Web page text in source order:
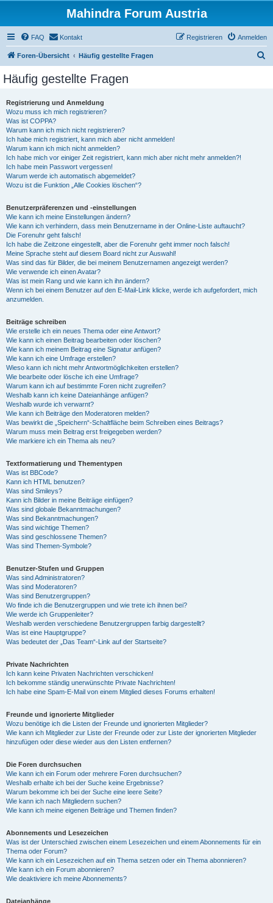
Mahindra Forum Austria
FAQ Kontakt Anmelden
Registrieren
Foren-Übersicht Häufig gestellte Fragen
Häufig gestellte Fragen
Registrierung und Anmeldung
Wozu muss ich mich registrieren?
Was ist COPPA?
Warum kann ich mich nicht registrieren?
Ich habe mich registriert, kann mich aber nicht anmelden!
Warum kann ich mich nicht anmelden?
Ich habe mich vor einiger Zeit registriert, kann mich aber nicht mehr anmelden?!
Ich habe mein Passwort vergessen!
Warum werde ich automatisch abgemeldet?
Wozu ist die Funktion „Alle Cookies löschen“?
Benutzerpräferenzen und -einstellungen
Wie kann ich meine Einstellungen ändern?
Wie kann ich verhindern, dass mein Benutzername in der Online-Liste auftaucht?
Die Forenuhr geht falsch!
Ich habe die Zeitzone eingestellt, aber die Forenuhr geht immer noch falsch!
Meine Sprache steht auf diesem Board nicht zur Auswahl!
Was sind das für Bilder, die bei meinem Benutzernamen angezeigt werden?
Wie verwende ich einen Avatar?
Was ist mein Rang und wie kann ich ihn ändern?
Wenn ich bei einem Benutzer auf den E-Mail-Link klicke, werde ich aufgefordert, mich
anzumelden.
Beiträge schreiben
Wie erstelle ich ein neues Thema oder eine Antwort?
Wie kann ich einen Beitrag bearbeiten oder löschen?
Wie kann ich meinem Beitrag eine Signatur anfügen?
Wie kann ich eine Umfrage erstellen?
Wieso kann ich nicht mehr Antwortmöglichkeiten erstellen?
Wie bearbeite oder lösche ich eine Umfrage?
Warum kann ich auf bestimmte Foren nicht zugreifen?
Weshalb kann ich keine Dateianhänge anfügen?
Weshalb wurde ich verwarnt?
Wie kann ich Beiträge den Moderatoren melden?
Was bewirkt die „Speichern“-Schaltfläche beim Schreiben eines Beitrags?
Warum muss mein Beitrag erst freigegeben werden?
Wie markiere ich ein Thema als neu?
Textformatierung und Thementypen
Was ist BBCode?
Kann ich HTML benutzen?
Was sind Smileys?
Kann ich Bilder in meine Beiträge einfügen?
Was sind globale Bekanntmachungen?
Was sind Bekanntmachungen?
Was sind wichtige Themen?
Was sind geschlossene Themen?
Was sind Themen-Symbole?
Benutzer-Stufen und Gruppen
Was sind Administratoren?
Was sind Moderatoren?
Was sind Benutzergruppen?
Wo finde ich die Benutzergruppen und wie trete ich ihnen bei?
Wie werde ich Gruppenleiter?
Weshalb werden verschiedene Benutzergruppen farbig dargestellt?
Was ist eine Hauptgruppe?
Was bedeutet der „Das Team“-Link auf der Startseite?
Private Nachrichten
Ich kann keine Privaten Nachrichten verschicken!
Ich bekomme ständig unerwünschte Private Nachrichten!
Ich habe eine Spam-E-Mail von einem Mitglied dieses Forums erhalten!
Freunde und ignorierte Mitglieder
Wozu benötige ich die Listen der Freunde und ignorierten Mitglieder?
Wie kann ich Mitglieder zur Liste der Freunde oder zur Liste der ignorierten Mitglieder
hinzufügen oder diese wieder aus den Listen entfernen?
Die Foren durchsuchen
Wie kann ich ein Forum oder mehrere Foren durchsuchen?
Weshalb erhalte ich bei der Suche keine Ergebnisse?
Warum bekomme ich bei der Suche eine leere Seite?
Wie kann ich nach Mitgliedern suchen?
Wie kann ich meine eigenen Beiträge und Themen finden?
Abonnements und Lesezeichen
Was ist der Unterschied zwischen einem Lesezeichen und einem Abonnements für ein
Thema oder Forum?
Wie kann ich ein Lesezeichen auf ein Thema setzen oder ein Thema abonnieren?
Wie kann ich ein Forum abonnieren?
Wie deaktiviere ich meine Abonnements?
Dateianhänge